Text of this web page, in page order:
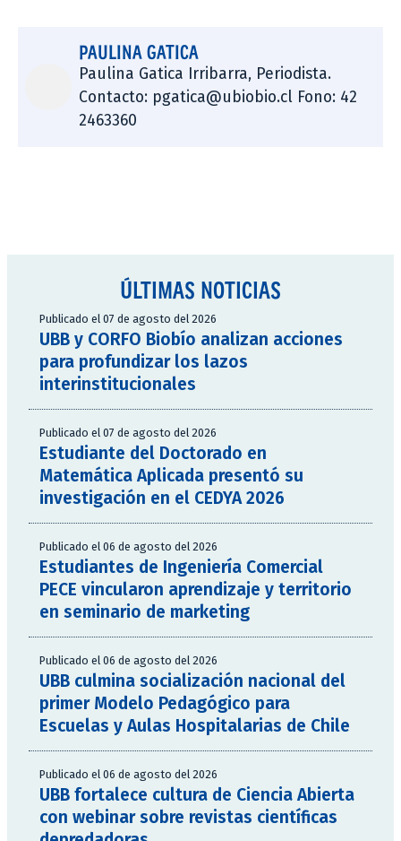
PAULINA GATICA
Paulina Gatica Irribarra, Periodista.
Contacto: pgatica@ubiobio.cl Fono: 42
2463360
ÚLTIMAS NOTICIAS
Publicado el 07 de agosto del 2026
UBB y CORFO Biobío analizan acciones
para profundizar los lazos
interinstitucionales
Publicado el 07 de agosto del 2026
Estudiante del Doctorado en
Matemática Aplicada presentó su
investigación en el CEDYA 2026
Publicado el 06 de agosto del 2026
Estudiantes de Ingeniería Comercial
PECE vincularon aprendizaje y territorio
en seminario de marketing
Publicado el 06 de agosto del 2026
UBB culmina socialización nacional del
primer Modelo Pedagógico para
Escuelas y Aulas Hospitalarias de Chile
Publicado el 06 de agosto del 2026
UBB fortalece cultura de Ciencia Abierta
con webinar sobre revistas científicas